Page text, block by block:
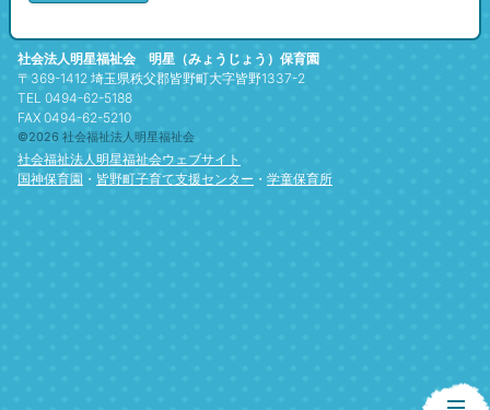
社会法人明星福祉会 明星（みょうじょう）保育園
〒369-1412 埼玉県秩父郡皆野町大字皆野1337-2
TEL 0494-62-5188
FAX 0494-62-5210
©2026 社会福祉法人明星福祉会
社会福祉法人明星福祉会ウェブサイト
国神保育園 ・ 皆野町子育て支援センター ・ 学童保育所